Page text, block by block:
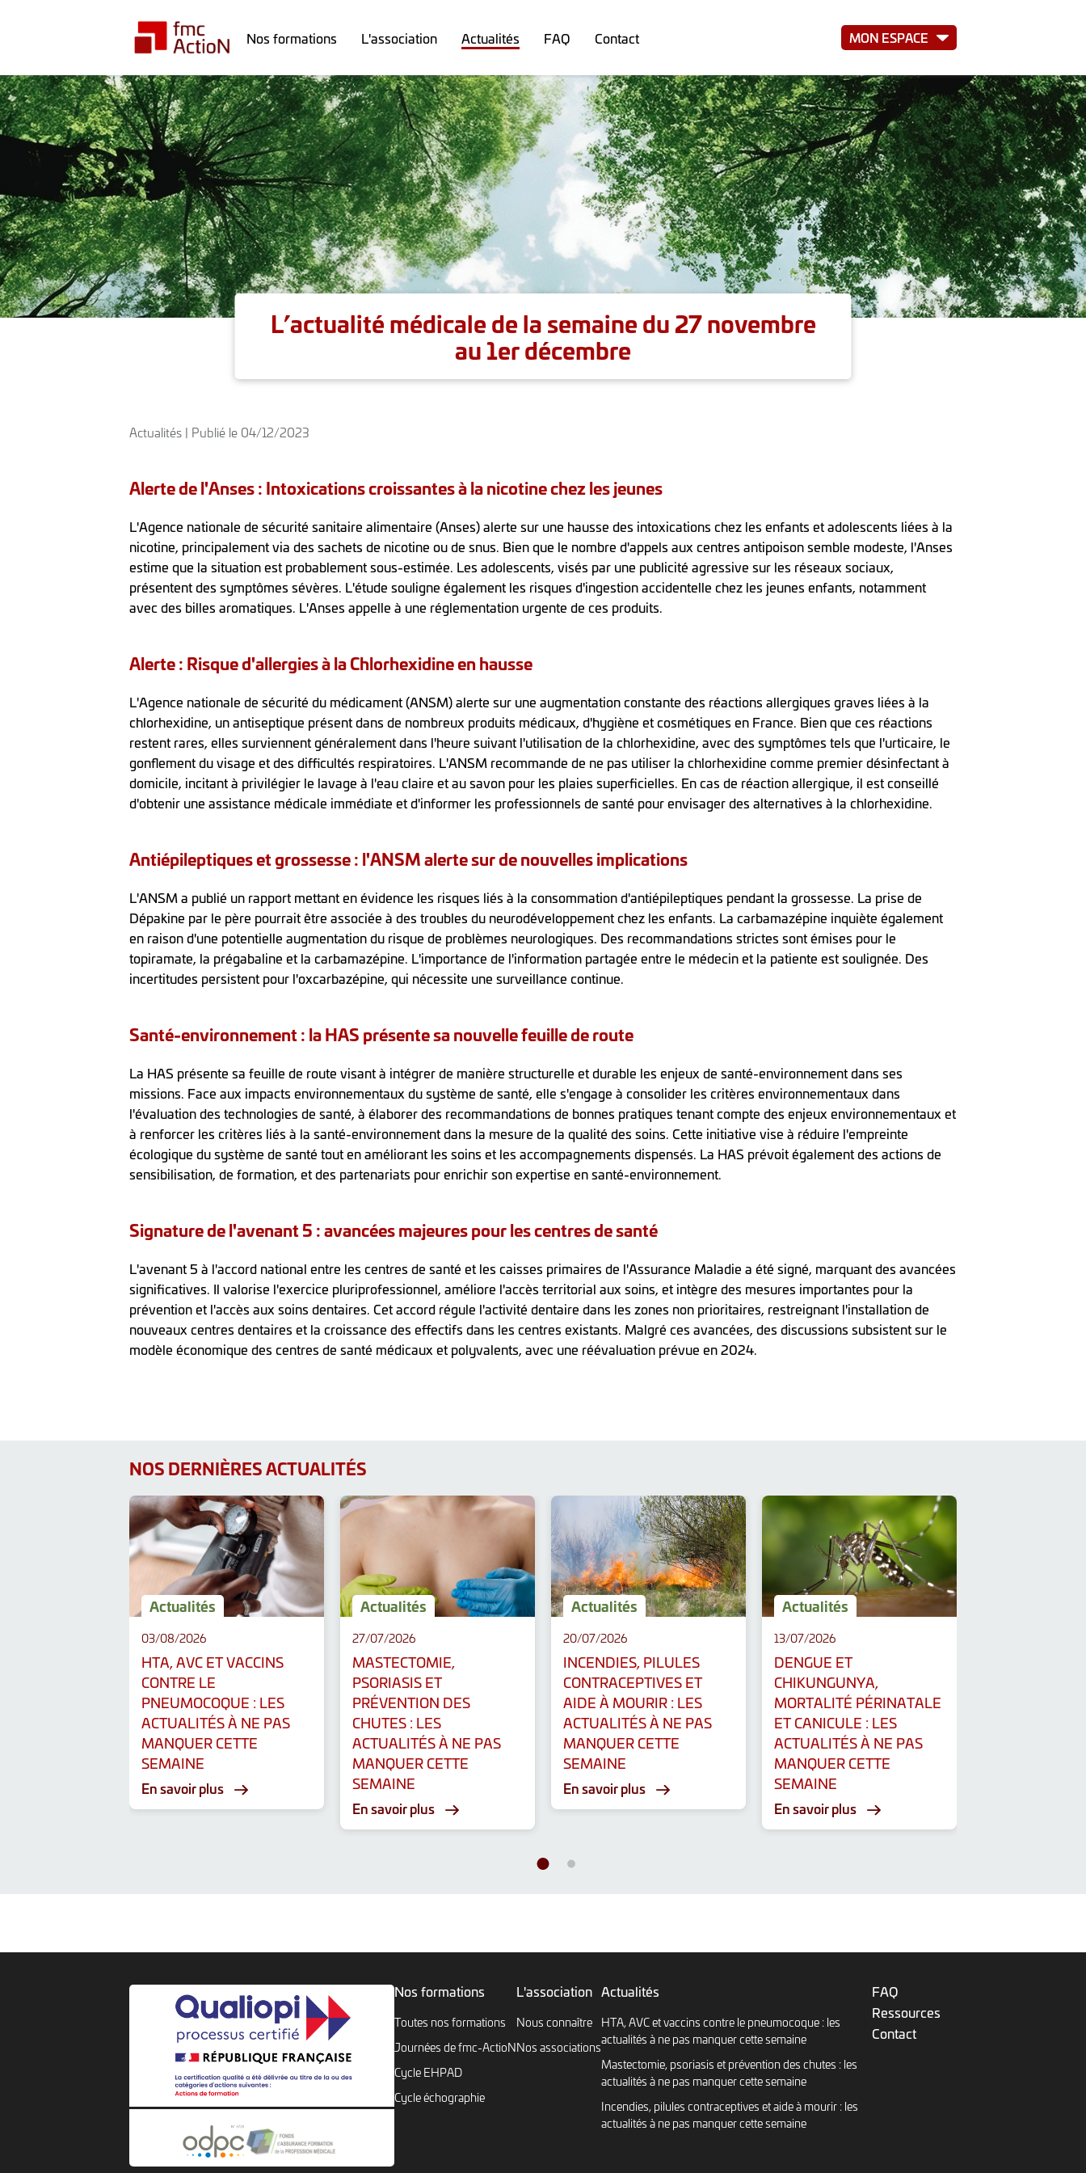
Nos formations L'association Actualités FAQ Contact MON ESPACE
L’actualité médicale de la semaine du 27 novembre
au 1er décembre
Actualités | Publié le 04/12/2023
Alerte de l'Anses : Intoxications croissantes à la nicotine chez les jeunes
L'Agence nationale de sécurité sanitaire alimentaire (Anses) alerte sur une hausse des intoxications chez les enfants et adolescents liées à la
nicotine, principalement via des sachets de nicotine ou de snus. Bien que le nombre d'appels aux centres antipoison semble modeste, l'Anses
estime que la situation est probablement sous-estimée. Les adolescents, visés par une publicité agressive sur les réseaux sociaux,
présentent des symptômes sévères. L'étude souligne également les risques d'ingestion accidentelle chez les jeunes enfants, notamment
avec des billes aromatiques. L'Anses appelle à une réglementation urgente de ces produits.
Alerte : Risque d'allergies à la Chlorhexidine en hausse
L'Agence nationale de sécurité du médicament (ANSM) alerte sur une augmentation constante des réactions allergiques graves liées à la
chlorhexidine, un antiseptique présent dans de nombreux produits médicaux, d'hygiène et cosmétiques en France. Bien que ces réactions
restent rares, elles surviennent généralement dans l'heure suivant l'utilisation de la chlorhexidine, avec des symptômes tels que l'urticaire, le
gonflement du visage et des difficultés respiratoires. L'ANSM recommande de ne pas utiliser la chlorhexidine comme premier désinfectant à
domicile, incitant à privilégier le lavage à l'eau claire et au savon pour les plaies superficielles. En cas de réaction allergique, il est conseillé
d'obtenir une assistance médicale immédiate et d'informer les professionnels de santé pour envisager des alternatives à la chlorhexidine.
Antiépileptiques et grossesse : l'ANSM alerte sur de nouvelles implications
L'ANSM a publié un rapport mettant en évidence les risques liés à la consommation d'antiépileptiques pendant la grossesse. La prise de
Dépakine par le père pourrait être associée à des troubles du neurodéveloppement chez les enfants. La carbamazépine inquiète également
en raison d'une potentielle augmentation du risque de problèmes neurologiques. Des recommandations strictes sont émises pour le
topiramate, la prégabaline et la carbamazépine. L'importance de l'information partagée entre le médecin et la patiente est soulignée. Des
incertitudes persistent pour l'oxcarbazépine, qui nécessite une surveillance continue.
Santé-environnement : la HAS présente sa nouvelle feuille de route
La HAS présente sa feuille de route visant à intégrer de manière structurelle et durable les enjeux de santé-environnement dans ses
missions. Face aux impacts environnementaux du système de santé, elle s'engage à consolider les critères environnementaux dans
l'évaluation des technologies de santé, à élaborer des recommandations de bonnes pratiques tenant compte des enjeux environnementaux et
à renforcer les critères liés à la santé-environnement dans la mesure de la qualité des soins. Cette initiative vise à réduire l'empreinte
écologique du système de santé tout en améliorant les soins et les accompagnements dispensés. La HAS prévoit également des actions de
sensibilisation, de formation, et des partenariats pour enrichir son expertise en santé-environnement.
Signature de l'avenant 5 : avancées majeures pour les centres de santé
L'avenant 5 à l'accord national entre les centres de santé et les caisses primaires de l'Assurance Maladie a été signé, marquant des avancées
significatives. Il valorise l'exercice pluriprofessionnel, améliore l'accès territorial aux soins, et intègre des mesures importantes pour la
prévention et l'accès aux soins dentaires. Cet accord régule l'activité dentaire dans les zones non prioritaires, restreignant l'installation de
nouveaux centres dentaires et la croissance des effectifs dans les centres existants. Malgré ces avancées, des discussions subsistent sur le
modèle économique des centres de santé médicaux et polyvalents, avec une réévaluation prévue en 2024.
NOS DERNIÈRES ACTUALITÉS
Actualités
03/08/2026
HTA, AVC ET VACCINS
CONTRE LE
PNEUMOCOQUE : LES
ACTUALITÉS À NE PAS
MANQUER CETTE
SEMAINE
En savoir plus
Actualités
27/07/2026
MASTECTOMIE,
PSORIASIS ET
PRÉVENTION DES
CHUTES : LES
ACTUALITÉS À NE PAS
MANQUER CETTE
SEMAINE
En savoir plus
Actualités
20/07/2026
INCENDIES, PILULES
CONTRACEPTIVES ET
AIDE À MOURIR : LES
ACTUALITÉS À NE PAS
MANQUER CETTE
SEMAINE
En savoir plus
Actualités
13/07/2026
DENGUE ET
CHIKUNGUNYA,
MORTALITÉ PÉRINATALE
ET CANICULE : LES
ACTUALITÉS À NE PAS
MANQUER CETTE
SEMAINE
En savoir plus
Nos formations
Toutes nos formations
Journées de fmc-ActioN
Cycle EHPAD
Cycle échographie
L'association
Nous connaître
Nos associations
Actualités
HTA, AVC et vaccins contre le pneumocoque : les
actualités à ne pas manquer cette semaine
Mastectomie, psoriasis et prévention des chutes : les
actualités à ne pas manquer cette semaine
Incendies, pilules contraceptives et aide à mourir : les
actualités à ne pas manquer cette semaine
FAQ
Ressources
Contact